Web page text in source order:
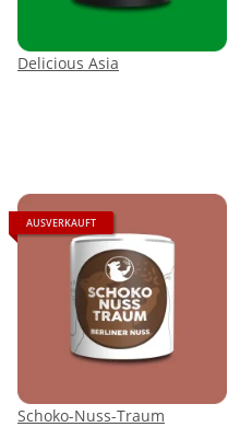
Delicious Asia
AUSVERKAUFT
Schoko-Nuss-Traum